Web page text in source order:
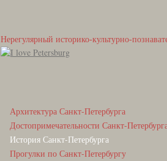
Нерегулярный историко-культурно-
Архитектура Санкт-Петербурга
Достопримечательности Санкт-
История Санкт-Петербурга
Прогулки по Санкт-Петербургу